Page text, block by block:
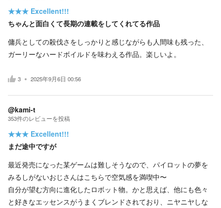
★★★ Excellent!!!
ちゃんと面白くて長期の連載をしてくれてる作品
傭兵としての殺伐さをしっかりと感じながらも人間味も残った、
ガーリーなハードボイルドを味わえる作品。楽しいよ。
3 2025年9月6日 00:56
@kami-t
353件のレビューを投稿
★★★ Excellent!!!
まだ途中ですが
最近発売になった某ゲームは難しそうなので、パイロットの夢を
みるしがないおじさんはこちらで空気感を満喫中〜
自分が望む方向に進化したロボット物。かと思えば、他にも色々
と好きなエッセンスがうまくブレンドされており、ニヤニヤしな